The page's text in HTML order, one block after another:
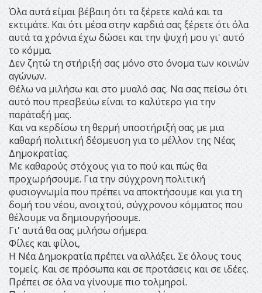
Όλα αυτά είμαι βέβαιη ότι τα ξέρετε καλά και τα
εκτιμάτε. Και ότι μέσα στην καρδιά σας ξέρετε ότι όλα
αυτά τα χρόνια έχω δώσει και την ψυχή μου γι' αυτό
το κόμμα.
Δεν ζητώ τη στήριξή σας μόνο στο όνομα των κοινών
αγώνων.
Θέλω να μιλήσω και στο μυαλό σας. Να σας πείσω ότι
αυτό που πρεσβεύω είναι το καλύτερο για την
παράταξή μας.
Και να κερδίσω τη θερμή υποστήριξή σας με μια
καθαρή πολιτική δέσμευση για το μέλλον της Νέας
Δημοκρατίας.
Με καθαρούς στόχους για το πού και πώς θα
προχωρήσουμε. Για την σύγχρονη πολιτική
φυσιογνωμία που πρέπει να αποκτήσουμε και για τη
δομή του νέου, ανοιχτού, σύγχρονου κόμματος που
θέλουμε να δημιουργήσουμε.
Γι' αυτά θα σας μιλήσω σήμερα.
Φίλες και φίλοι,
Η Νέα Δημοκρατία πρέπει να αλλάξει. Σε όλους τους
τομείς. Και σε πρόσωπα και σε προτάσεις και σε ιδέες.
Πρέπει σε όλα να γίνουμε πιο τολμηροί.